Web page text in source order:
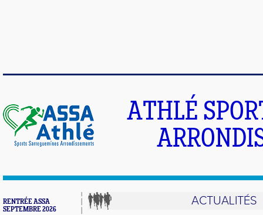
ATHLÉ
RENTRÉE ASSA
SEPTEMBRE 2026
ACTUALITÉS